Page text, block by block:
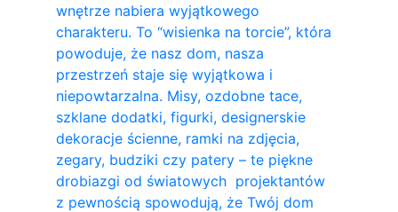
wnętrze nabiera wyjątkowego
charakteru. To “wisienka na torcie”, która
powoduje, że nasz dom, nasza
przestrzeń staje się wyjątkowa i
niepowtarzalna. Misy, ozdobne tace,
szklane dodatki, figurki, designerskie
dekoracje ścienne, ramki na zdjęcia,
zegary, budziki czy patery – te piękne
drobiazgi od światowych projektantów
z pewnością spowodują, że Twój dom